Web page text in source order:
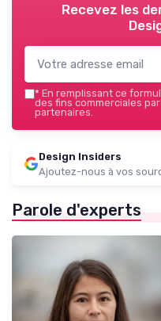
Recevez les
* En remplissant ce
des fins commerciales
partenaires.
Design Insiders
Ajoutez-nous à vos
Parole d'experts